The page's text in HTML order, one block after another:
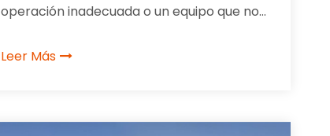
operación inadecuada o un equipo que no
estructurales, sobrecalentamiento del
Leer Más